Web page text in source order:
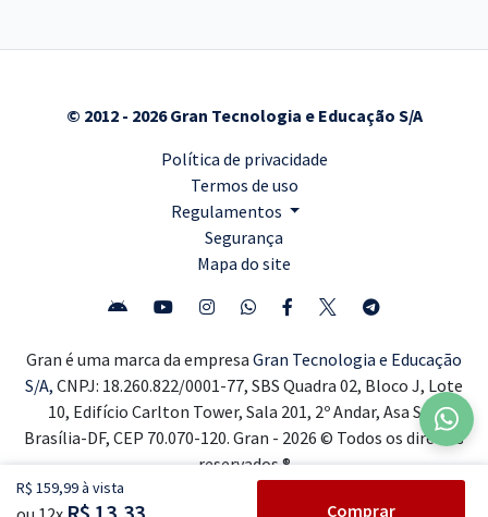
R$ 159,99 à vista
Comprar
© 2012 - 2026 Gran Tecnologia e Educação S/A
Política de privacidade
Termos de uso
Regulamentos
Segurança
Mapa do site
Gran é uma marca da empresa Gran Tecnologia e Educação
S/A, CNPJ: 18.260.822/0001-77, SBS Quadra 02, Bloco J, Lote
10, Edifício Carlton Tower, Sala 201, 2º Andar, Asa Sul,
Brasília-DF, CEP 70.070-120. Gran - 2026 © Todos os direitos
reservados ®